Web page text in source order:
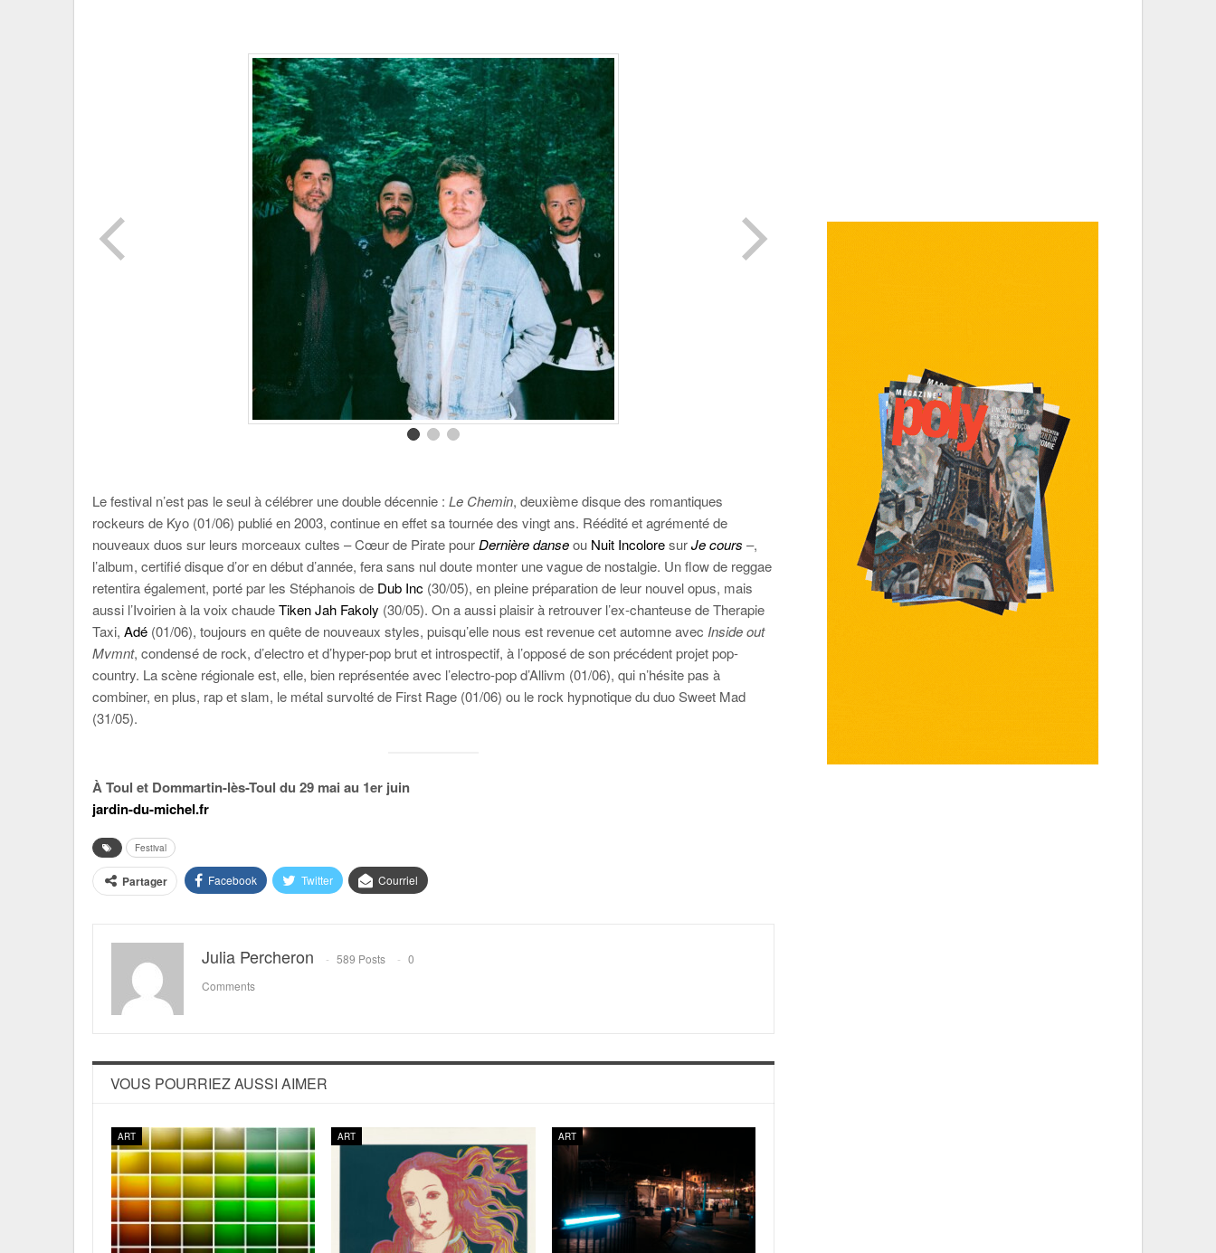
Le festival n’est pas le seul à célébrer une double décennie : Le Chemin, deuxième disque des romantiques
rockeurs de Kyo (01/06) publié en 2003, continue en effet sa tournée des vingt ans. Réédité et agrémenté de
nouveaux duos sur leurs morceaux cultes – Cœur de Pirate pourDernière danseou Nuit IncoloresurJe cours –,
l’album, certifié disque d’or en début d’année, fera sans nul doute monter une vague de nostalgie. Un flow de reggae
retentira également, porté par les Stéphanois de Dub Inc (30/05), en pleine préparation de leur nouvel opus, mais
aussi l’Ivoirien à la voix chaudeTiken Jah Fakoly (30/05). On a aussi plaisir à retrouver l’ex-chanteuse de Therapie
Taxi, Adé (01/06), toujours en quête de nouveaux styles, puisqu’elle nous est revenue cet automne avec Inside out
Mvmnt, condensé de rock, d’electro et d’hyper-pop brut et introspectif, à l’opposé de son précédent projet pop-
country. La scène régionale est, elle, bien représentée avec l’electro-pop d’Allivm (01/06), qui n’hésite pas à
combiner, en plus, rap et slam, le métal survolté de First Rage (01/06) ou le rock hypnotique du duo Sweet Mad
(31/05).
À Toul et Dommartin-lès-Toul du 29 mai au 1er juin
jardin-du-michel.fr
Festival
Partager Facebook Twitter Courriel
Julia Percheron 589 Posts
0
Comments
VOUS POURRIEZ AUSSI AIMER
ART ART ART